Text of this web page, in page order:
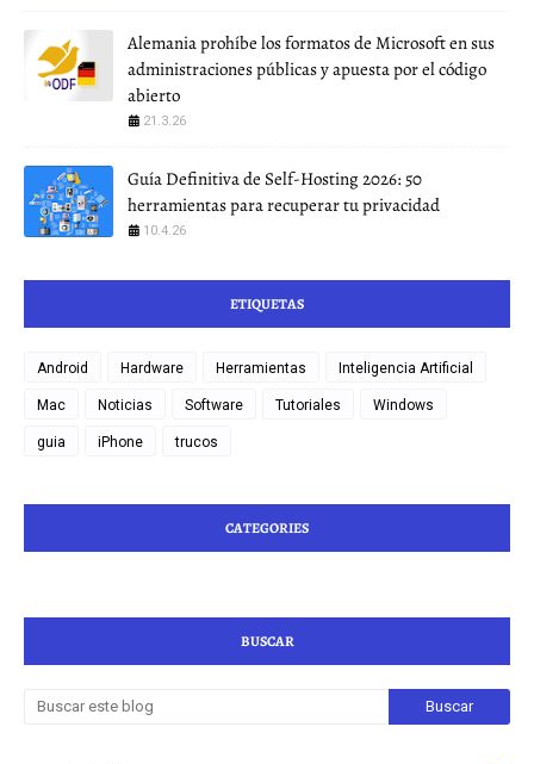
Alemania prohíbe los formatos de Microsoft en sus
administraciones públicas y apuesta por el código
abierto
21.3.26
Guía Definitiva de Self-Hosting 2026: 50
herramientas para recuperar tu privacidad
10.4.26
ETIQUETAS
Android Hardware Herramientas Inteligencia Artificial
Mac Noticias Software Tutoriales Windows
guia iPhone trucos
CATEGORIES
BUSCAR